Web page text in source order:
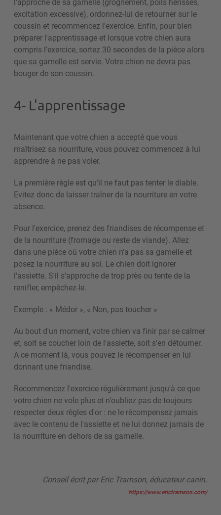
excitation excessive), ordonnez-lui de retourner sur le
coussin et recommencez l'exercice. Enfin, pour bien
préparer l'apprentissage et lorsque votre chien aura
compris l'exercice, sortez 30 secondes de la pièce alors
que sa gamelle est servie. Votre chien ne devra pas
bouger de son coussin.
4- L'apprentissage
Maintenant que votre chien a accepté que vous
maîtrisez sa nourriture, vous pouvez commencez à lui
apprendre à ne pas voler.
La première règle est qu'il ne faut pas tenter le diable.
Evitez donc de laisser traîner de la nourriture en votre
absence.
Pour l'exercice, prenez des friandises de récompense et
de la nourriture (fromage ou reste de viande). Allez
dans une pièce où votre chien n'a pas sa gamelle et
posez la nourriture au sol. Le chien doit ignorer
l'assiette. S'il s'approche de trop près ou tente de la
renifler, empêchez-le.
Exemple : « Médor », « Non, pas toucher »
Au bout d'un moment, votre chien va finir par se calmer
et, soit se coucher loin de l'assiette, soit s'en détourner.
A ce moment là, vous pouvez le récompenser en lui
donnant une friandise.
Recommencez l'exercice régulièrement jusqu'à ce que
votre chien ne vole plus et n'oubliez pas de toujours
respecter deux règles d'or : ne le récompensez jamais
avec le contenu de l'assiette et ne lui donnez jamais de
la nourriture en dehors de sa gamelle.
Conseil écrit par Eric Tramson, éducateur canin.
https://www.erictramson.com/